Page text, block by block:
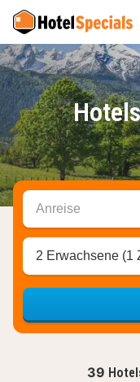
Anreise
2 Erwachsene (1
39